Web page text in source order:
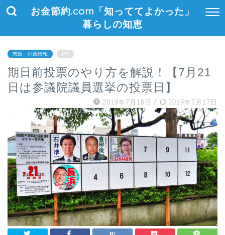
お金節約.com「知っててよかった」
暮らしの知恵
市政・国政情報 PR
期日前投票のやり方を解説！【7月21
日は参議院議員選挙の投票日】
2019年7月16日 / 2019年7月17日